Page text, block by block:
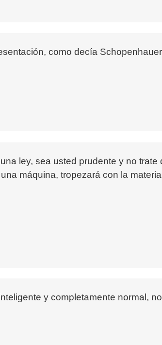
como decía
ley, sea usted prudente y no
máquina, tropezará con la
y completamente normal,